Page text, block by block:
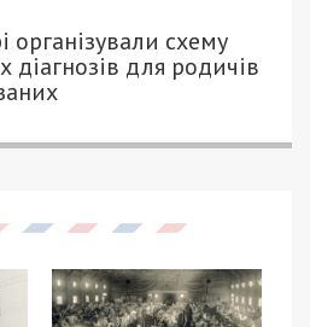
- 17:41
ДЛЯ
742